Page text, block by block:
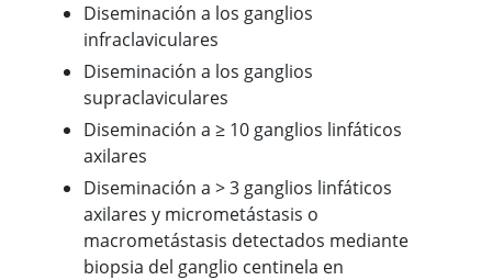
Diseminación a los ganglios
infraclaviculares
Diseminación a los ganglios
supraclaviculares
Diseminación a ≥ 10 ganglios linfáticos
axilares
Diseminación a > 3 ganglios linfáticos
axilares y micrometástasis o
macrometástasis detectados mediante
biopsia del ganglio centinela en